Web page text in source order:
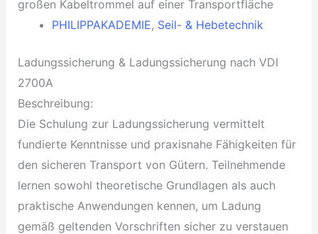
PHILIPPAKADEMIE, Seil- & Hebetechnik
Ladungssicherung & Ladungssicherung nach VDI
2700A
Beschreibung:
Die Schulung zur Ladungssicherung vermittelt
fundierte Kenntnisse und praxisnahe Fähigkeiten für
den sicheren Transport von Gütern. Teilnehmende
lernen sowohl theoretische Grundlagen als auch
praktische Anwendungen kennen, um Ladung
gemäß geltenden Vorschriften sicher zu verstauen